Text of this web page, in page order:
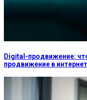
Digital-продвижение:
продвижение в